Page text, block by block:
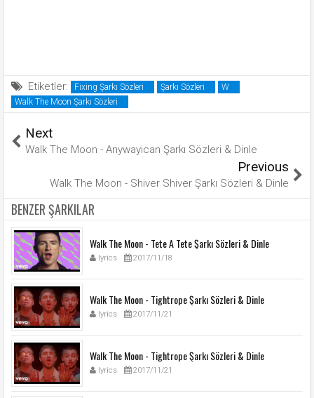
Etiketler: Fixing Şarkı Sözleri Şarkı Sözleri
W
Walk The Moon Şarkı Sözleri
Next
Walk The Moon - Anywayican Şarkı Sözleri & Dinle
Previous
Walk The Moon - Shiver Shiver Şarkı Sözleri & Dinle
BENZER ŞARKILAR
Walk The Moon - Tete A Tete Şarkı Sözleri & Dinle
lyrics 2017/11/18
Walk The Moon - Tightrope Şarkı Sözleri & Dinle
lyrics 2017/11/21
Walk The Moon - Tightrope Şarkı Sözleri & Dinle
lyrics 2017/11/21